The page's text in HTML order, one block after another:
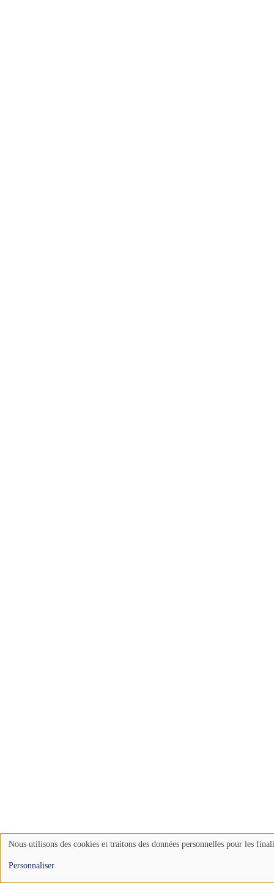
of
Nous utilisons des cookies et traitons des données personnelles pour les
Personnaliser